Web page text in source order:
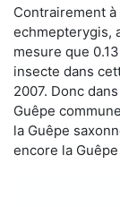
Contrairement
echmepterygis,
mesure que
insecte dans
2007. Donc
Guêpe
la Guêpe
encore la